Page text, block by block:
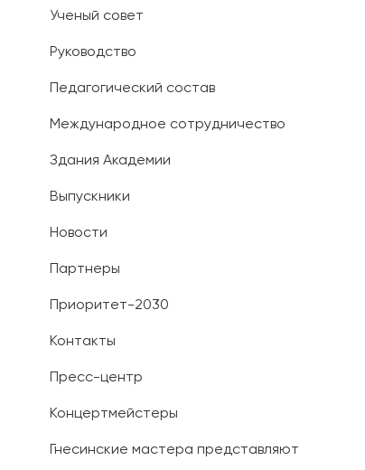
Личный
Вопрос-
Ученый совет
Руководство
Педагогический состав
Международное сотрудничество
Здания Академии
Выпускники
Новости
Партнеры
Приоритет-2030
Контакты
Пресс-центр
Концертмейстеры
Гнесинские мастера представляют